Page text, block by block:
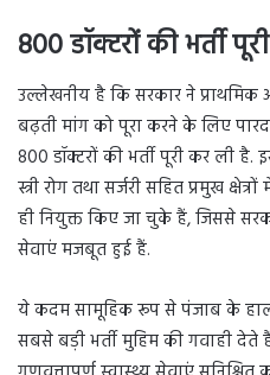
800 डॉक्टरों की भर्ती पूरी
उल्लेखनीय है कि सरकार ने प्राथमिक
बढ़ती मांग को पूरा करने के लिए
800 डॉक्टरों की भर्ती पूरी कर ली है.
स्त्री रोग तथा सर्जरी सहित प्रमुख
ही नियुक्त किए जा चुके हैं, जिससे
सेवाएं मजबूत हुई हैं.
ये कदम सामूहिक रूप से पंजाब के हाल
सबसे बड़ी भर्ती मुहिम की गवाही